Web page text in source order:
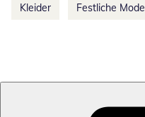
Kleider Festliche Mode